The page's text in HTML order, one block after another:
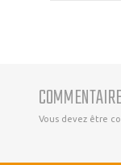
Vous devez être